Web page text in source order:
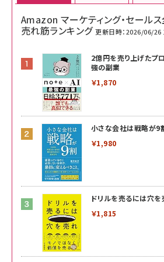
Amazon マーケティング・セール
売れ筋ランキング 更新日時：2026/06/26
2億円を売り上げた
強の副業
￥1,870
小さな会社は戦略が9
￥1,980
ドリルを売るには穴を
￥1,815